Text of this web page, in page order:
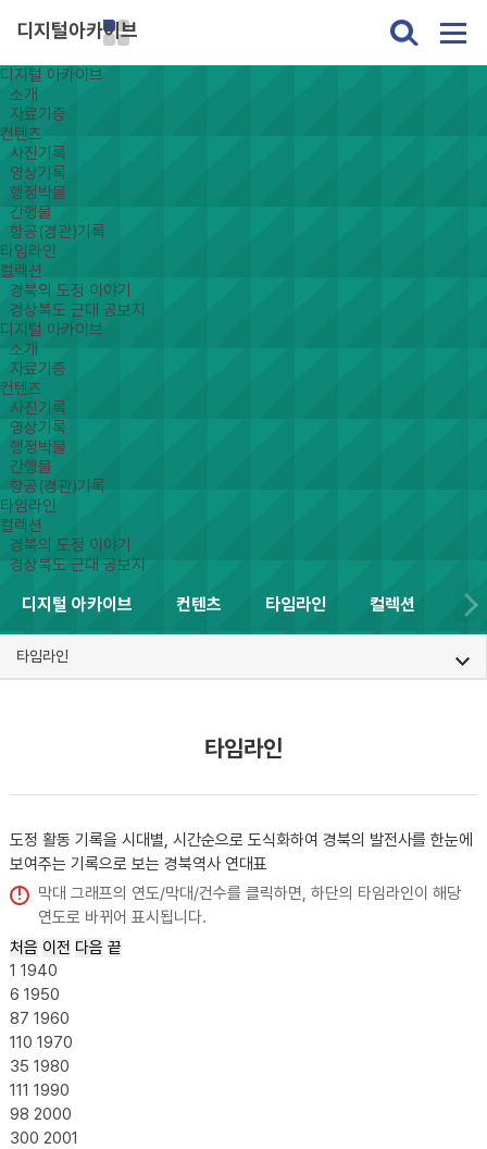
디지털아카이브
디지털 아카이브
소개
자료기증
컨텐츠
사진기록
영상기록
행정박물
간행물
항공(경관)기록
타임라인
컬렉션
경북의 도정 이야기
경상북도 근대 공보지
디지털 아카이브
소개
자료기증
컨텐츠
사진기록
영상기록
행정박물
간행물
항공(경관)기록
타임라인
컬렉션
경북의 도정 이야기
경상북도 근대 공보지
디지털 아카이브 컨텐츠 타임라인 컬렉션
타임라인
타임라인
도정 활동 기록을 시대별, 시간순으로 도식화하여 경북의 발전사를 한눈에
보여주는 기록으로 보는 경북역사 연대표
막대 그래프의 연도/막대/건수를 클릭하면, 하단의 타임라인이 해당
연도로 바뀌어 표시됩니다.
처음 이전 다음 끝
1 1940
6 1950
87 1960
110 1970
35 1980
111 1990
98 2000
300 2001